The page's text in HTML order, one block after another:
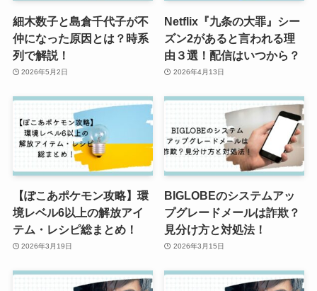
細木数子と島倉千代子が不
仲になった原因とは？時系
列で解説！
2026年5月2日
Netflix『九条の大罪』シー
ズン2があると言われる理
由３選！配信はいつから？
2026年4月13日
【ぽこあポケモン攻略】環
境レベル6以上の解放アイ
テム・レシピ総まとめ！
2026年3月19日
BIGLOBEのシステムアッ
プグレードメールは詐欺？
見分け方と対処法！
2026年3月15日